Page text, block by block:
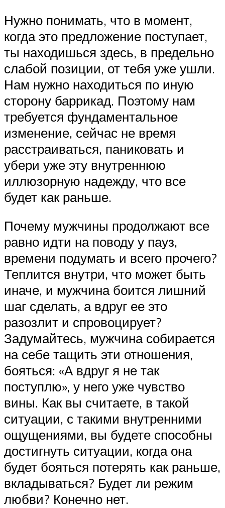
Нужно понимать, что в момент,
когда это предложение поступает,
ты находишься здесь, в предельно
слабой позиции, от тебя уже ушли.
Нам нужно находиться по иную
сторону баррикад. Поэтому нам
требуется фундаментальное
изменение, сейчас не время
расстраиваться, паниковать и
убери уже эту внутреннюю
иллюзорную надежду, что все
будет как раньше.
Почему мужчины продолжают все
равно идти на поводу у пауз,
времени подумать и всего прочего?
Теплится внутри, что может быть
иначе, и мужчина боится лишний
шаг сделать, а вдруг ее это
разозлит и спровоцирует?
Задумайтесь, мужчина собирается
на себе тащить эти отношения,
бояться: «А вдруг я не так
поступлю», у него уже чувство
вины. Как вы считаете, в такой
ситуации, с такими внутренними
ощущениями, вы будете способны
достигнуть ситуации, когда она
будет бояться потерять как раньше,
вкладываться? Будет ли режим
любви? Конечно нет.